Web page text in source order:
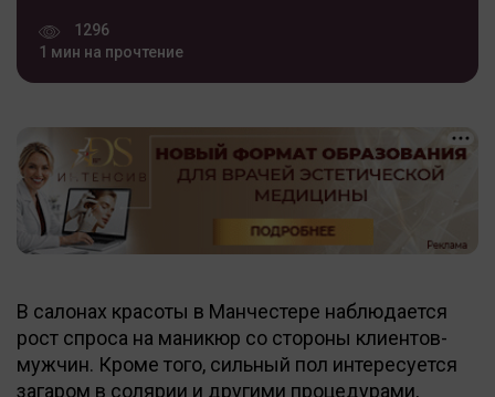
1296
1 мин на прочтение
В салонах красоты в Манчестере наблюдается
рост спроса на маникюр со стороны клиентов-
мужчин. Кроме того, сильный пол интересуется
загаром в солярии и другими процедурами,